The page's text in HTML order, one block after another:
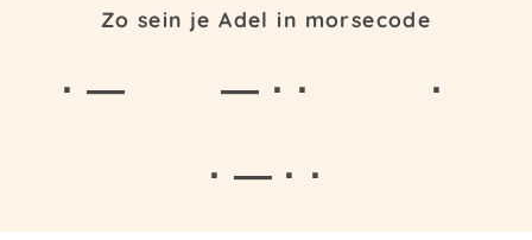
Zo sein je Adel in morsecode
· — — · ·
·
· — · ·